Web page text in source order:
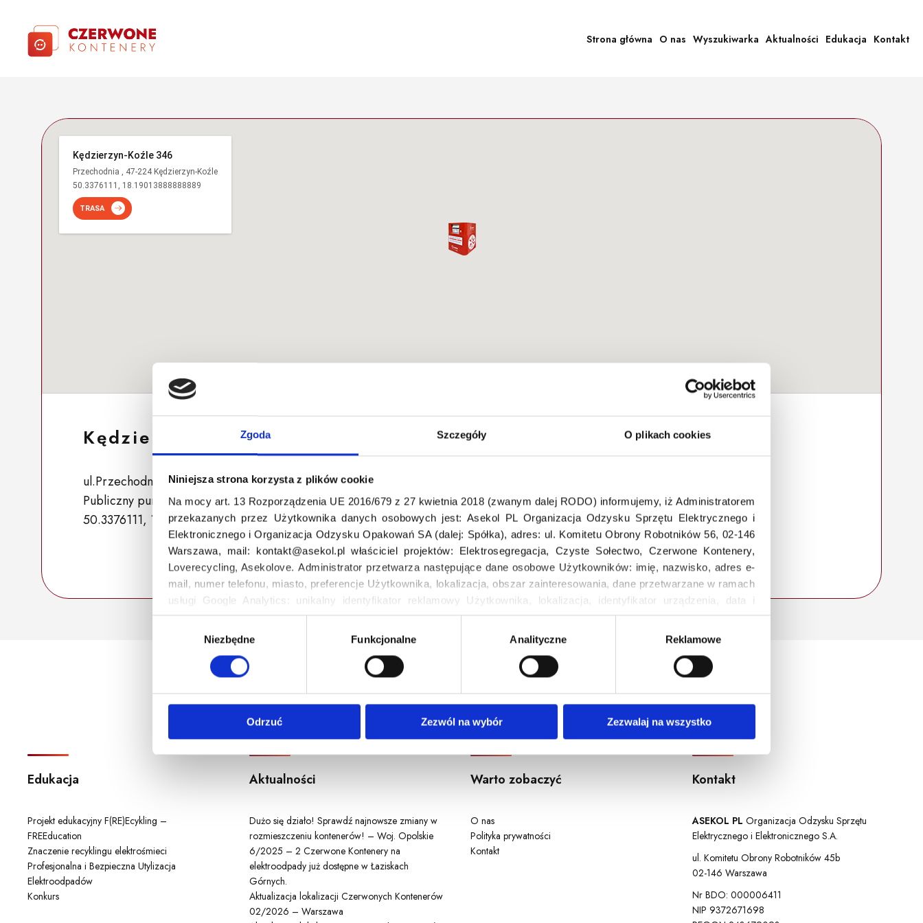
Zgoda Szczegóły O plikach cookies
Niniejsza strona korzysta z plików cookie
Na mocy art. 13 Rozporządzenia UE 2016/679 z 27 kwietnia 2018 (zwanym dalej RODO) informujemy, iż Administratorem
przekazanych przez Użytkownika danych osobowych jest: Asekol PL Organizacja Odzysku Sprzętu Elektrycznego i
Elektronicznego i Organizacja Odzysku Opakowań SA (dalej: Spółka), adres: ul. Komitetu Obrony Robotników 56, 02-146
Warszawa, mail: kontakt@asekol.pl właściciel projektów: Elektrosegregacja, Czyste Sołectwo, Czerwone Kontenery,
Loverecycling, Asekolove. Administrator przetwarza następujące dane osobowe Użytkowników: imię, nazwisko, adres e-
mail, numer telefonu, miasto, preferencje Użytkownika, lokalizacja, obszar zainteresowania, dane przetwarzane w ramach
usługi Google Analytics: unikalny identyfikator reklamowy Użytkownika, lokalizacja, identyfikator urządzenia, data i
godzina korzystania z serwisu, dane demograficzne: kraj, miasto, język, płeć, wiek, typ i wersja systemu operacyjnego.
d
Niezbędne Funkcjonalne Analityczne Reklamowe
Odrzuć Zezwól na wybór Zezwalaj na wszystko
Strona główna O nas Wyszukiwarka Aktualności Edukacja Kontakt
Kędzierzyn-Koźle 346
Przechodnia , 47-224 Kędzierzyn-Koźle
50.3376111, 18.19013888888889
TRASA
Kędzierzyn-Koźle 346
ul.Przechodnia , 47-224 Kędzierzyn-Koźle, Polska
Publiczny punkt zbiórki
50.3376111, 18.19013888888889
Edukacja
Projekt edukacyjny F(RE)Ecykling –
FREEducation
Znaczenie recyklingu elektrośmieci
Profesjonalna i Bezpieczna Utylizacja
Elektroodpadów
Konkurs
Aktualności
Dużo się działo! Sprawdź najnowsze zmiany w
rozmieszczeniu kontenerów! – Woj. Opolskie
6/2025 – 2 Czerwone Kontenery na
elektroodpady już dostępne w Łaziskach
Górnych.
Aktualizacja lokalizacji Czerwonych Kontenerów
02/2026 – Warszawa
Warto zobaczyć
O nas
Polityka prywatności
Kontakt
Kontakt
ASEKOL PL Organizacja Odzysku Sprzętu
Elektrycznego i Elektronicznego S.A.
ul. Komitetu Obrony Robotników 45b
02-146 Warszawa
Nr BDO: 000006411
NIP 9372671698